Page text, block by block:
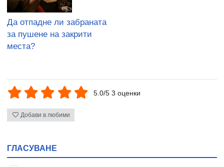
Да отпадне ли забраната
за пушене на закрити
места?
5.0/5 3 оценки
Добави в любими
ГЛАСУВАНЕ